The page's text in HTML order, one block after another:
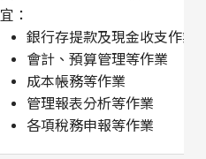
宜：
銀行存提款及現金收支作業
會計、預算管理等作業
成本帳務等作業
管理報表分析等作業
各項稅務申報等作業